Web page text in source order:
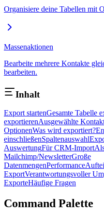
Organisiere deine Tabellen mit
Massenaktionen
Bearbeite mehrere Kontakte
bearbeiten.
Inhalt
Export startenGesamte Tabelle
exportierenAusgewählte
OptionenWas wird exportiert?
einschließenSpaltenauswahl
AuswertungFür CRM-Import
Mailchimp/NewsletterGroße
DatenmengenPerformance
ExportVerantwortungsvoller
ExporteHäufige Fragen
Command Palette